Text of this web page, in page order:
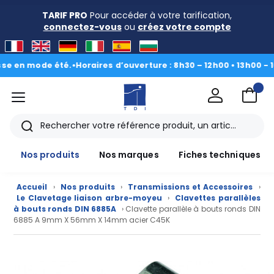
TARIF PRO Pour accéder à votre tarification,
connectez-vousou créez votre compte
mode été.•Horaires d’ouverture : 8h30 – 12h00 • 13h00 - 16h30 |
menu
Rechercher
Nos produits
Nos marques Fiches techniques
Accueil › Nos produits › Transmissions et Accessoires
›
Le Clavetage liaison arbre-moyeu
› Clavettes parallèles
à bouts ronds DIN 6885A › Clavette parallèle à bouts ronds DIN
6885 A 9mm X 56mm X 14mm acier C45K